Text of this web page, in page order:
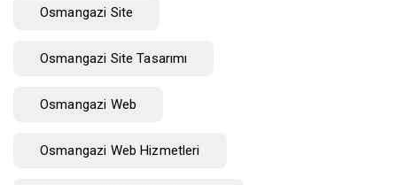
Osmangazi Site
Osmangazi Site Tasarımı
Osmangazi Web
Osmangazi Web Hizmetleri